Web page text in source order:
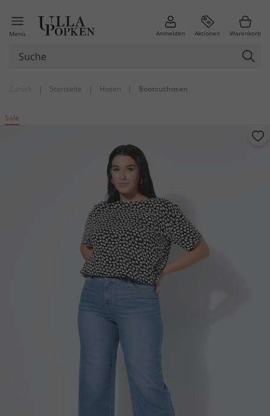
Menü Anmelden Aktionen Warenkorb
| Startseite | Hosen | Bootcuthosen
Sale